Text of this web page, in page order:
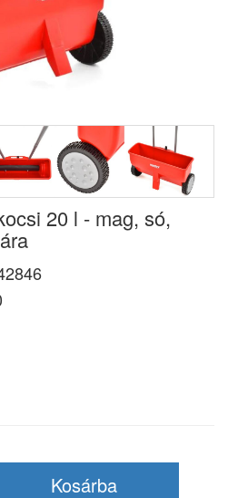
20 l - mag, só,